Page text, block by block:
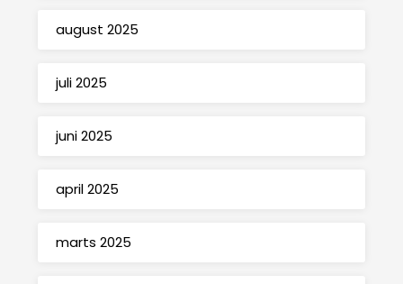
august 2025
juli 2025
juni 2025
april 2025
marts 2025